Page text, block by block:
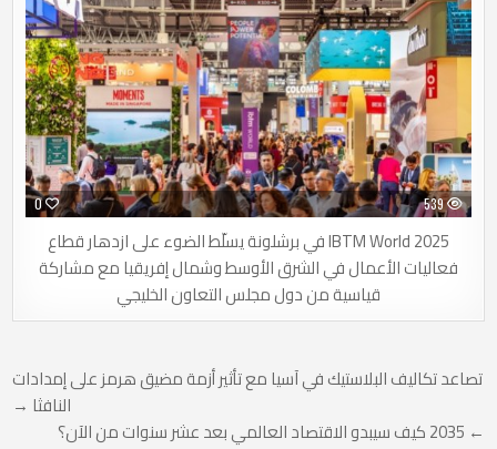
0 539
IBTM World 2025 في برشلونة يسلّط الضوء على ازدهار قطاع
فعاليات الأعمال في الشرق الأوسط وشمال إفريقيا مع مشاركة
قياسية من دول مجلس التعاون الخليجي
تصفّح
تصاعد تكاليف البلاستيك في آسيا مع تأثير أزمة مضيق هرمز على إمدادات
النافثا →
← 2035 كيف سيبدو الاقتصاد العالمي بعد عشر سنوات من الآن؟